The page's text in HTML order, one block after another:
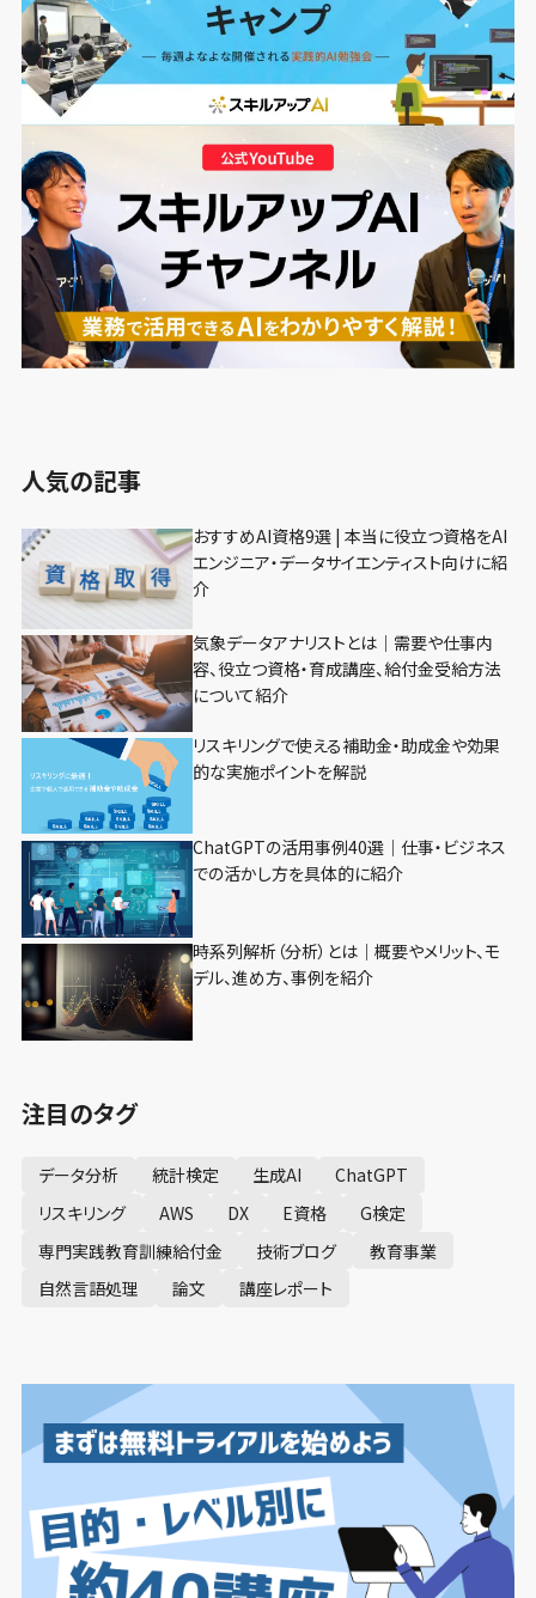
人気の記事
おすすめAI資格9選 | 本当に役立つ資格をAI
エンジニア・データサイエンティスト向けに紹
介
気象データアナリストとは｜需要や仕事内
容、役立つ資格・育成講座、給付金受給方法
について紹介
リスキリングで使える補助金・助成金や効果
的な実施ポイントを解説
ChatGPTの活用事例40選｜仕事・ビジネス
での活かし方を具体的に紹介
時系列解析（分析）とは｜概要やメリット、モ
デル、進め方、事例を紹介
注目のタグ
データ分析 統計検定 生成AI
ChatGPT
リスキリング
AWS DX E資格
G検定
専門実践教育訓練給付金
技術ブログ
教育事業
自然言語処理
論文 講座レポート